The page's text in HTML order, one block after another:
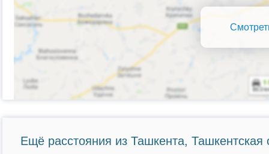
Ещё расстояния из Ташкента, Ташкентская